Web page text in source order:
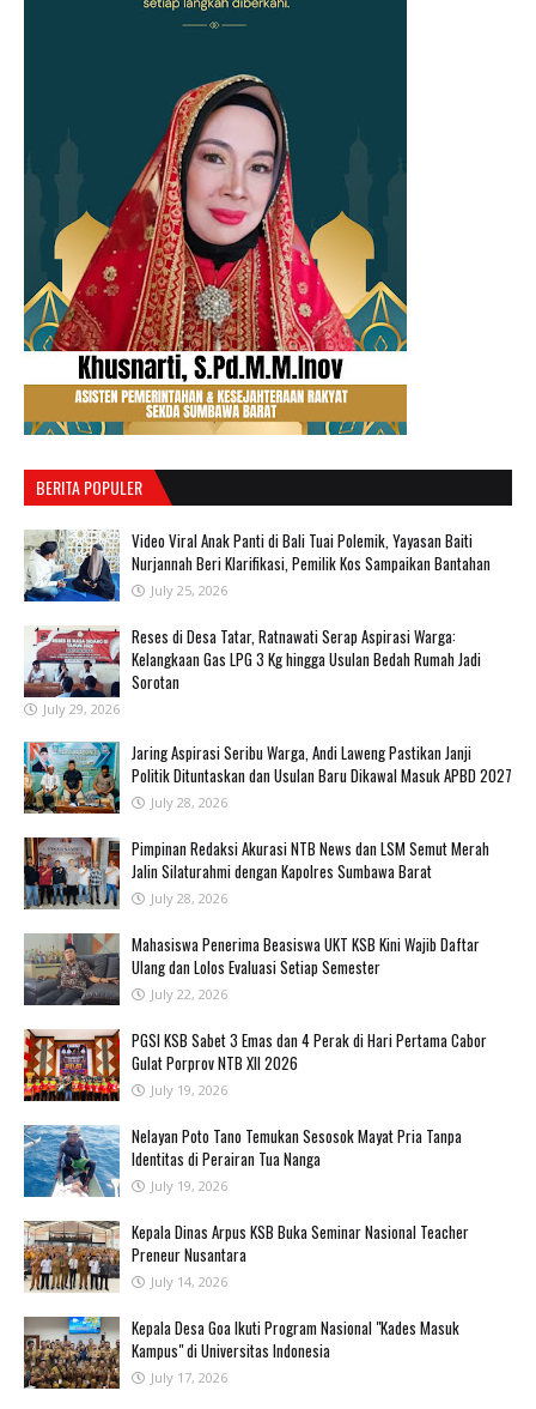
BERITA POPULER
‎Video Viral Anak Panti di Bali Tuai Polemik, Yayasan Baiti
Nurjannah Beri Klarifikasi, Pemilik Kos Sampaikan Bantahan ‎
July 25, 2026
Reses di Desa Tatar, Ratnawati Serap Aspirasi Warga:
Kelangkaan Gas LPG 3 Kg hingga Usulan Bedah Rumah Jadi
Sorotan
July 29, 2026
Jaring Aspirasi Seribu Warga, Andi Laweng Pastikan Janji
Politik Dituntaskan dan Usulan Baru Dikawal Masuk APBD 2027
July 28, 2026
Pimpinan Redaksi Akurasi NTB News dan LSM Semut Merah
Jalin Silaturahmi dengan Kapolres Sumbawa Barat
July 28, 2026
Mahasiswa Penerima Beasiswa UKT KSB Kini Wajib Daftar
Ulang dan Lolos Evaluasi Setiap Semester
July 22, 2026
PGSI KSB Sabet 3 Emas dan 4 Perak di Hari Pertama Cabor
Gulat Porprov NTB XII 2026 ‎
July 19, 2026
‎Nelayan Poto Tano Temukan Sesosok Mayat Pria Tanpa
Identitas di Perairan Tua Nanga ‎
July 19, 2026
Kepala Dinas Arpus KSB Buka Seminar Nasional Teacher
Preneur Nusantara
July 14, 2026
Kepala Desa Goa Ikuti Program Nasional "Kades Masuk
Kampus" di Universitas Indonesia
July 17, 2026